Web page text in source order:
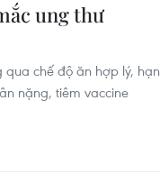
ung thư
chế độ ăn hợp lý, hạn
nặng, tiêm vaccine